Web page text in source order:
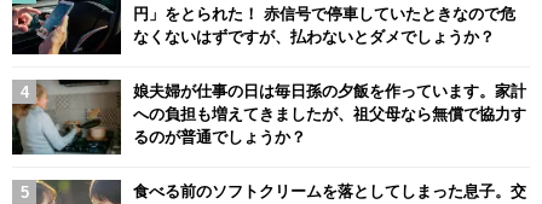
円」をとられた！ 赤信号で停車していたときなので危
なくないはずですが、払わないとダメでしょうか？
娘夫婦が仕事の日は毎日孫の夕飯を作っています。家計
への負担も増えてきましたが、祖父母なら無償で協力す
るのが普通でしょうか？
食べる前のソフトクリームを落としてしまった息子。交